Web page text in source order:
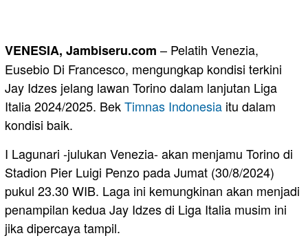
VENESIA, Jambiseru.com – Pelatih Venezia,
Eusebio Di Francesco, mengungkap kondisi terkini
Jay Idzes jelang lawan Torino dalam lanjutan Liga
Italia 2024/2025. BekTimnas Indonesia itu dalam
kondisi baik.
I Lagunari -julukan Venezia- akan menjamu Torino di
Stadion Pier Luigi Penzo pada Jumat (30/8/2024)
pukul 23.30 WIB. Laga ini kemungkinan akan menjadi
penampilan kedua Jay Idzes di Liga Italia musim ini
jika dipercaya tampil.